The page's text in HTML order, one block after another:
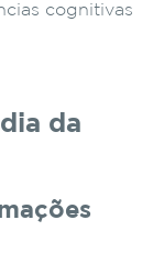
cognitivas
da